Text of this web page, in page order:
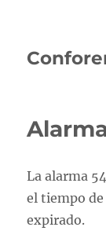
La alarma
el tiempo de
expirado.